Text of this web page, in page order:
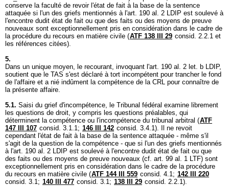
conserve la faculté de revoir l'état de fait à la base de la sentence
attaquée si l'un des griefs mentionnés à l'art. 190 al. 2 LDIP est soulevé à
l'encontre dudit état de fait ou que des faits ou des moyens de preuve
nouveaux sont exceptionnellement pris en considération dans le cadre de
la procédure du recours en matière civile (ATF 138 III 29 consid. 2.2.1 et
les références citées).
5.
Dans un unique moyen, le recourant, invoquant l'art. 190 al. 2 let. b LDIP,
soutient que le TAS s'est déclaré à tort incompétent pour trancher le fond
de l'affaire et a nié indûment la compétence de la CRL pour connaître de
la présente affaire.
5.1. Saisi du grief d'incompétence, le Tribunal fédéral examine librement
les questions de droit, y compris les questions préalables, qui
déterminent la compétence ou l'incompétence du tribunal arbitral (ATF
147 III 107 consid. 3.1.1; 146 III 142 consid. 3.4.1). Il ne revoit
cependant l'état de fait à la base de la sentence attaquée - même s'il
s'agit de la question de la compétence - que si l'un des griefs mentionnés
à l'art. 190 al. 2 LDIP est soulevé à l'encontre dudit état de fait ou que
des faits ou des moyens de preuve nouveaux (cf. art. 99 al. 1 LTF) sont
exceptionnellement pris en considération dans le cadre de la procédure
du recours en matière civile (ATF 144 III 559 consid. 4.1; 142 III 220
consid. 3.1; 140 III 477 consid. 3.1; 138 III 29 consid. 2.2.1).